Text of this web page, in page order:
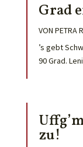
Grad
VON PETRA
’s gebt
90 Grad.
zu!